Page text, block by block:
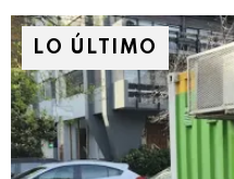
LO ÚLTIMO